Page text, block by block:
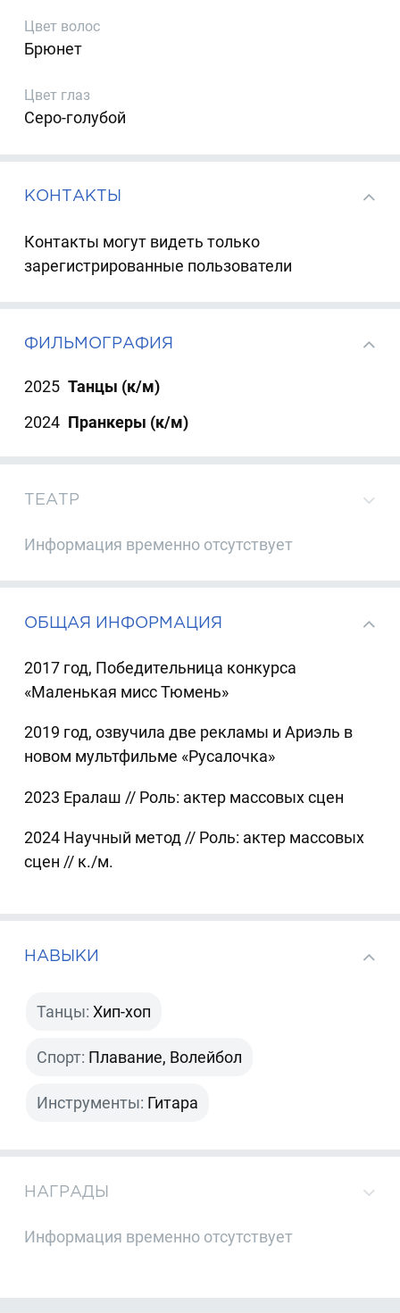
Цвет волос
Брюнет
Цвет глаз
Серо-голубой
КОНТАКТЫ
Контакты могут видеть только
зарегистрированные пользователи
ФИЛЬМОГРАФИЯ
2025 Танцы (к/м)
2024 Пранкеры (к/м)
ТЕАТР
Информация временно отсутствует
ОБЩАЯ ИНФОРМАЦИЯ
2017 год, Победительница конкурса
«Маленькая мисс Тюмень»
2019 год, озвучила две рекламы и Ариэль в
новом мультфильме «Русалочка»
2023 Ералаш // Роль: актер массовых сцен
2024 Научный метод // Роль: актер массовых
сцен // к./м.
НАВЫКИ
Танцы: Хип-хоп
Спорт: Плавание, Волейбол
Инструменты: Гитара
НАГРАДЫ
Информация временно отсутствует